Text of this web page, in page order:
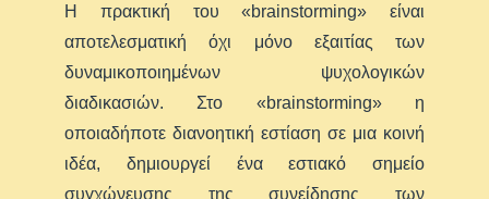
Η πρακτική του «brainstorming» είναι
αποτελεσματική όχι μόνο εξαιτίας των
δυναμικοποιημένων ψυχολογικών
διαδικασιών. Στο «brainstorming» η
οποιαδήποτε διανοητική εστίαση σε μια κοινή
ιδέα, δημιουργεί ένα εστιακό σημείο
συγχώνευσης της συνείδησης των